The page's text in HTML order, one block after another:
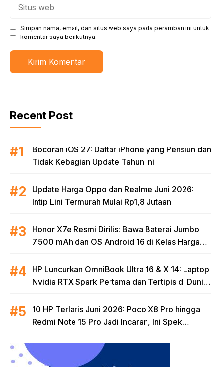
Simpan nama, email, dan situs web saya pada peramban ini untuk
komentar saya berikutnya.
Recent Post
Bocoran iOS 27: Daftar iPhone yang Pensiun dan
Tidak Kebagian Update Tahun Ini
Update Harga Oppo dan Realme Juni 2026:
Intip Lini Termurah Mulai Rp1,8 Jutaan
Honor X7e Resmi Dirilis: Bawa Baterai Jumbo
7.500 mAh dan OS Android 16 di Kelas Harga
HP Luncurkan OmniBook Ultra 16 & X 14: Laptop
Nvidia RTX Spark Pertama dan Tertipis di Dunia
10 HP Terlaris Juni 2026: Poco X8 Pro hingga
Redmi Note 15 Pro Jadi Incaran, Ini Spek